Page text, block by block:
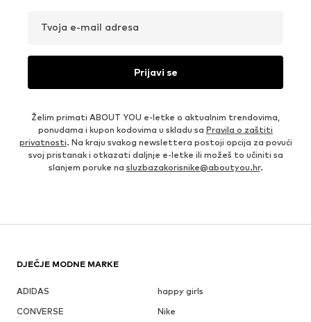
Tvoja e-mail adresa
Prijavi se
Želim primati ABOUT YOU e-letke o aktualnim trendovima,
ponudama i kupon kodovima u skladu sa Pravila o zaštiti
privatnosti. Na kraju svakog newslettera postoji opcija za povući
svoj pristanak i otkazati daljnje e-letke ili možeš to učiniti sa
slanjem poruke na sluzbazakorisnike@aboutyou.hr.
DJEČJE MODNE MARKE
ADIDAS
happy girls
CONVERSE
Nike